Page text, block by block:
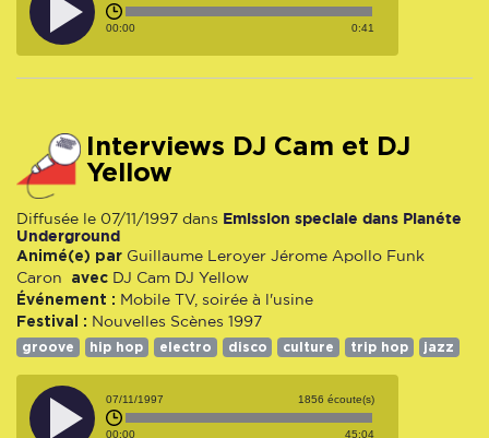
00:00 0:41
Interviews DJ Cam et DJ
Yellow
Diffusée le 07/11/1997 dans Emission speciale dans Planéte
Underground
Animé(e) par Guillaume Leroyer
Jérome Apollo Funk
Caron
avec DJ Cam DJ Yellow
Événement : Mobile TV, soirée à l'usine
Festival : Nouvelles Scènes 1997
groove hip hop electro disco culture trip hop jazz
07/11/1997 1856 écoute(s)
00:00 45:04